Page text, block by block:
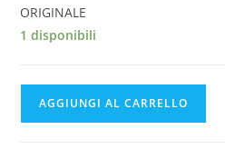
ORIGINALE
1 disponibili
AGGIUNGI AL CARRELLO